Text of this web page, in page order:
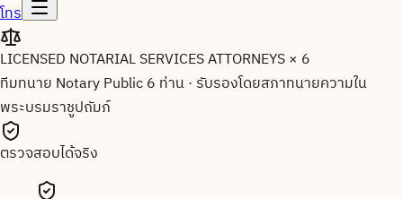
โทร
LICENSED NOTARIAL SERVICES ATTORNEYS × 6
ทีมทนาย Notary Public 6 ท่าน· รับรองโดยสภาทนายความใน
พระบรมราชูปถัมภ์
ตรวจสอบได้จริง